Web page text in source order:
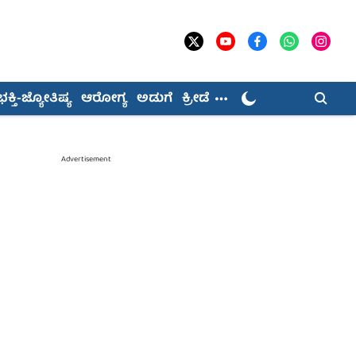
ಜ್ಯೋತಿಷ್ಯ ಆರೋಗ್ಯ ಅಡುಗೆ ಕ್ರೀಡೆ
Advertisement